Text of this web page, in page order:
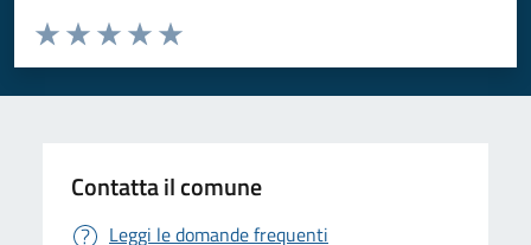
Valuta da 1 a 5 stelle la pagina
Valuta 5 stelle su 5
Valuta 4 stelle su 5
Valuta 3 stelle su 5
Valuta 2 stelle su 5
Valuta 1 stelle su 5
Contatta il comune
Leggi le domande frequenti